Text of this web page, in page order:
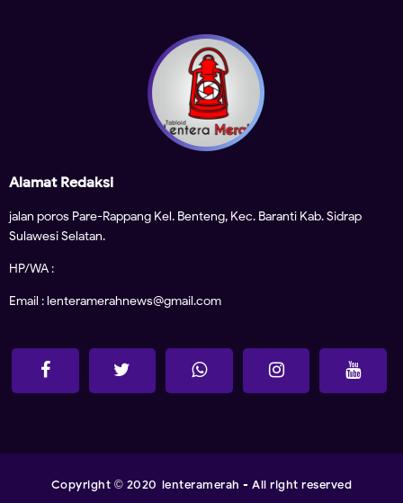
Alamat Redaksi
jalan poros Pare-Rappang Kel. Benteng, Kec. Baranti Kab. Sidrap
Sulawesi Selatan.
HP/WA :
Email : lenteramerahnews@gmail.com
Copyright © 2020 lenteramerah - All right reserved